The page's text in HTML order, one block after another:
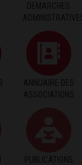
DEMARCHES
ADMINISTRATIVES
ANNUAIRE DES
ASSOCIATIONS
PUBLICATIONS